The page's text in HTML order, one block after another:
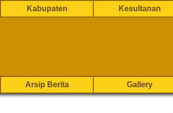
Kabupaten Kesultanan
Arsip Berita Gallery